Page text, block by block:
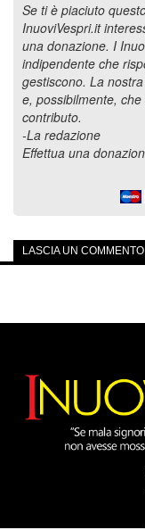
Se ti è piaciuto
InuoviVespri.it
una donazione. I
indipendente che
gestiscono. La
e, possibilmente,
contributo.
-La redazione
Effettua una
LASCIA UN COMMENTO